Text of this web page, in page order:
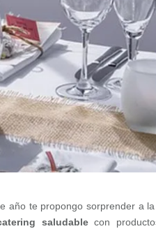
año te propongo sorprender a
saludablecon